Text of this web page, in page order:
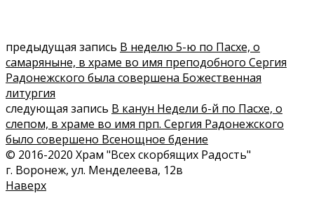
предыдущая запись В неделю 5-ю по Пасхе, о
самаряныне, в храме во имя преподобного Сергия
Радонежского была совершена Божественная
литургия
следующая запись В канун Недели 6-й по Пасхе, о
слепом, в храме во имя прп. Сергия Радонежского
было совершено Всенощное бдение
© 2016-2020 Храм "Всех скорбящих Радость"
г. Воронеж, ул. Менделеева, 12в
Наверх